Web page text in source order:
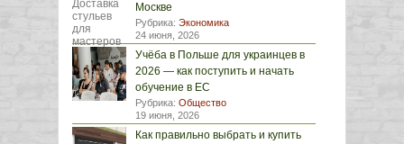
Москве
Рубрика: Экономика
24 июня, 2026
Учёба в Польше для украинцев в
2026 — как поступить и начать
обучение в ЕС
Рубрика: Общество
19 июня, 2026
Как правильно выбрать и купить